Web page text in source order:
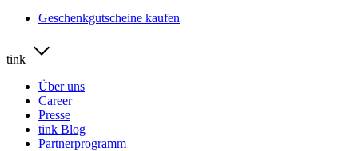
Geschenkgutscheine kaufen
tink
Über uns
Career
Presse
tink Blog
Partnerprogramm